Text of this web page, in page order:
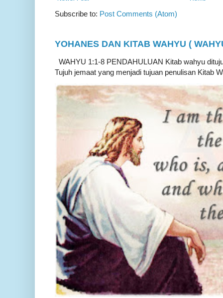
Subscribe to: Post Comments (Atom)
YOHANES DAN KITAB WAHYU (
WAHYU 1:1-8 PENDAHULUAN Kitab wahyu
Tujuh jemaat yang menjadi tujuan penulisan Kitab